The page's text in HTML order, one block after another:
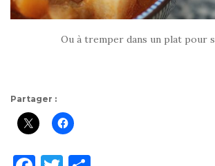
Ou à tremper dans un plat pour
Partager :